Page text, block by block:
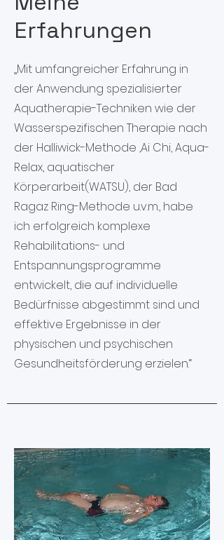
Erfahrungen
„Mit umfangreicher Erfahrung in
der Anwendung spezialisierter
Aquatherapie-Techniken wie der
Wasserspezifischen Therapie nach
der Halliwick-Methode ,Ai Chi, Aqua-
Relax, aquatischer
Körperarbeit(WATSU), der Bad
Ragaz Ring-Methode u.v.m., habe
ich erfolgreich komplexe
Rehabilitations- und
Entspannungsprogramme
entwickelt, die auf individuelle
Bedürfnisse abgestimmt sind und
effektive Ergebnisse in der
physischen und psychischen
Gesundheitsförderung erzielen.“